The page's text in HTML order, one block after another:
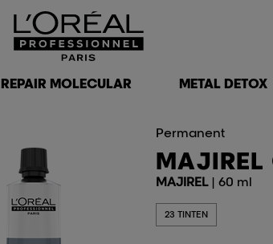
MOLECULAR METAL DETOX
Permanent
MAJIREL
MAJIREL| 60 ml
23 TINTEN